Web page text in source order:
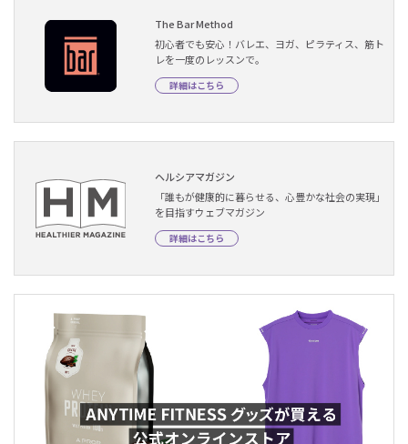
The Bar Method
初心者でも安心！バレエ、ヨガ、ピラティス、筋ト
レを一度のレッスンで。
詳細はこちら
ヘルシアマガジン
「誰もが健康的に暮らせる、心豊かな社会の実現」
を目指すウェブマガジン
詳細はこちら